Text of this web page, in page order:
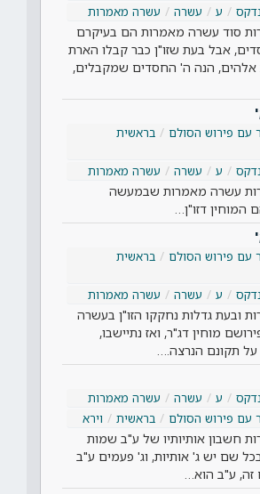
ע עשרה עשרה מאמרות
סוד עשרה מאמרות הם בעיקרם
אבל בעת שזו"ן כבר קבלו הארת
הנה ה' החסדים שמקבלים,
עם פירוש הסולם
בראשית
ע עשרה עשרה מאמרות
עשרה מאמרות שבמעשה
דזו"ן…
עם פירוש הסולם
בראשית
ע עשרה עשרה מאמרות
ובעת גדלות נחקקו הזו"ן בעשרה
מוחין דג"ר, ואז נתיישבו,
על תקונם הנרצה.…
ע עשרה
עשרה מאמרות
עם פירוש הסולם בראשית וירא
חשבון אותיותיו של ע"ב שמות
בכל שם יש ג' אותיות, וג' פעמים ע"ב
ע"ב הוא…